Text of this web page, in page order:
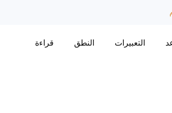
التعبيرات النطق قراءة